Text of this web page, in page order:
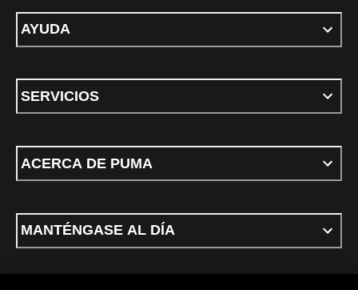
AYUDA
SERVICIOS
ACERCA DE PUMA
MANTÉNGASE AL DÍA